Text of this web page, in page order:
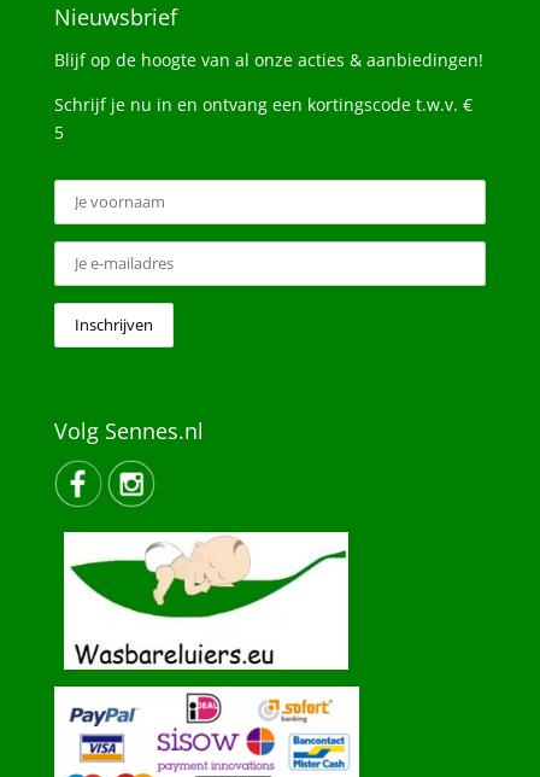
Nieuwsbrief
Blijf op de hoogte van al onze acties & aanbiedingen!
Schrijf je nu in en ontvang een kortingscode t.w.v. €
5
Volg Sennes.nl